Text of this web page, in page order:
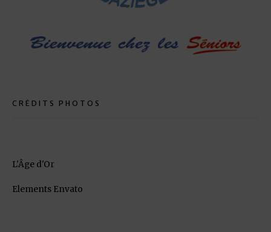
CRÉDITS PHOTOS
L'Âge d'Or
Elements Envato